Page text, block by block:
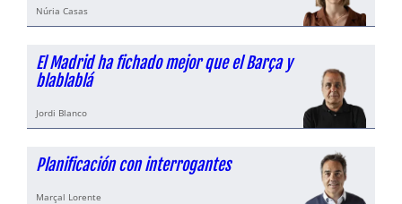
Núria Casas
El Madrid ha fichado mejor que el Barça y
blablablá
Jordi Blanco
Planificación con interrogantes
Marçal Lorente